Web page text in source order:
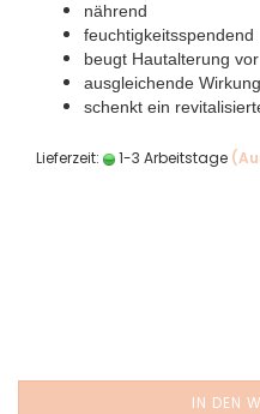
nährend
feuchtigkeitsspendend
beugt Hautalterung vor
ausgleichende
schenkt ein
Lieferzeit: 1-3 Arbeitstage
IN DEN